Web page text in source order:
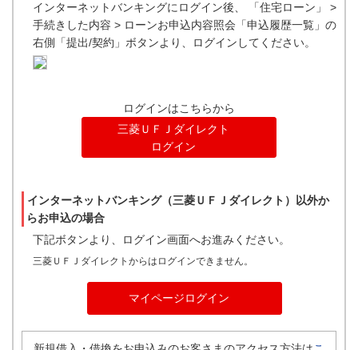
インターネットバンキングにログイン後、 「住宅ローン」 >
手続きした内容 > ローンお申込内容照会「申込履歴一覧」の
右側「提出/契約」ボタンより、ログインしてください。
ログインはこちらから
三菱ＵＦＪダイレクト
ログイン
インターネットバンキング（三菱ＵＦＪダイレクト）以外か
らお申込の場合
下記ボタンより、ログイン画面へお進みください。
三菱ＵＦＪダイレクトからはログインできません。
マイページログイン